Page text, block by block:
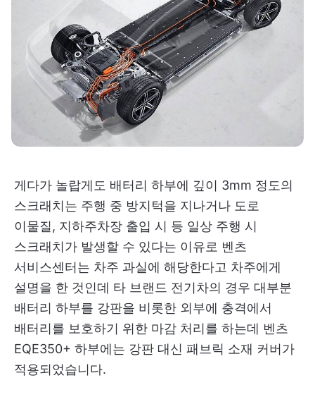
게다가 놀랍게도 배터리 하부에 깊이 3mm 정도의
스크래치는 주행 중 방지턱을 지나거나 도로
이물질, 지하주차장 출입 시 등 일상 주행 시
스크래치가 발생할 수 있다는 이유로 벤츠
서비스센터는 차주 과실에 해당한다고 차주에게
설명을 한 것인데 타 브랜드 전기차의 경우 대부분
배터리 하부를 강판을 비롯한 외부에 충격에서
배터리를 보호하기 위한 마감 처리를 하는데 벤츠
EQE350+ 하부에는 강판 대신 패브릭 소재 커버가
적용되었습니다.